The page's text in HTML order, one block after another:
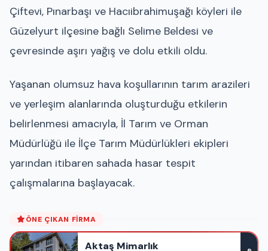
Çiftevi, Pınarbaşı ve Hacıibrahimuşağı köyleri ile
Güzelyurt ilçesine bağlı Selime Beldesi ve
çevresinde aşırı yağış ve dolu etkili oldu.
Yaşanan olumsuz hava koşullarının tarım arazileri
ve yerleşim alanlarında oluşturduğu etkilerin
belirlenmesi amacıyla, İl Tarım ve Orman
Müdürlüğü ile İlçe Tarım Müdürlükleri ekipleri
yarından itibaren sahada hasar tespit
çalışmalarına başlayacak.
ÖNE ÇIKAN FIRMA
Aktaş Mimarlık